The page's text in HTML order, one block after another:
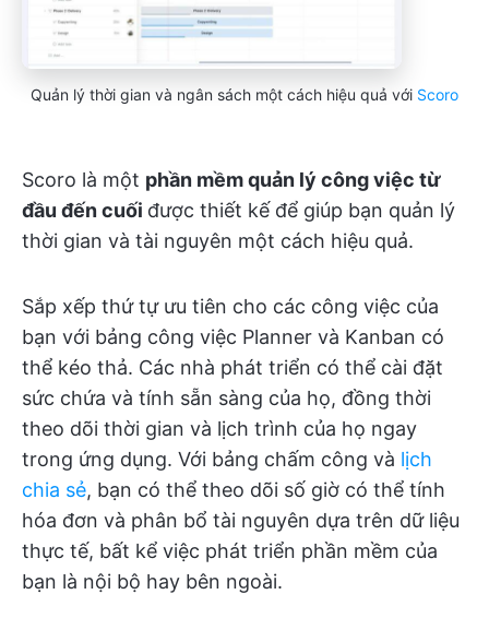
Quản lý thời gian và ngân sách một cách hiệu quả với Scoro
Scoro là một phần mềm quản lý công việc từ
đầu đến cuối được thiết kế để giúp bạn quản lý
thời gian và tài nguyên một cách hiệu quả.
Sắp xếp thứ tự ưu tiên cho các công việc của
bạn với bảng công việc Planner và Kanban có
thể kéo thả. Các nhà phát triển có thể cài đặt
sức chứa và tính sẵn sàng của họ, đồng thời
theo dõi thời gian và lịch trình của họ ngay
trong ứng dụng. Với bảng chấm công và lịch
chia sẻ, bạn có thể theo dõi số giờ có thể tính
hóa đơn và phân bổ tài nguyên dựa trên dữ liệu
thực tế, bất kể việc phát triển phần mềm của
bạn là nội bộ hay bên ngoài.